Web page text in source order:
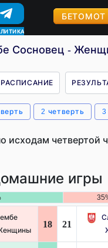
БЕТОМОТ
Сосновец -
РАСПИСАНИЕ
2 четверть
исходам четвертой
игры
18 21